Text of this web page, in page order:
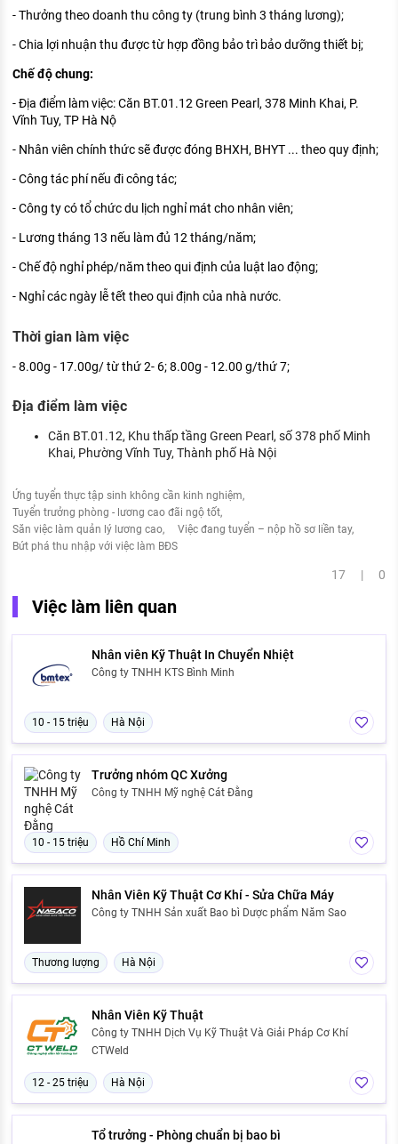
- Thưởng theo doanh thu công ty (trung bình 3 tháng lương);
- Chia lợi nhuận thu được từ hợp đồng bảo trì bảo dưỡng thiết bị;
Chế độ chung:
- Địa điểm làm việc: Căn BT.01.12 Green Pearl, 378 Minh Khai, P.
Vĩnh Tuy, TP Hà Nộ
- Nhân viên chính thức sẽ được đóng BHXH, BHYT ... theo quy định;
- Công tác phí nếu đi công tác;
- Công ty có tổ chức du lịch nghỉ mát cho nhân viên;
- Lương tháng 13 nếu làm đủ 12 tháng/năm;
- Chế độ nghỉ phép/năm theo qui định của luật lao động;
- Nghỉ các ngày lễ tết theo qui định của nhà nước.
Thời gian làm việc
- 8.00g - 17.00g/ từ thứ 2- 6; 8.00g - 12.00 g/thứ 7;
Địa điểm làm việc
Căn BT.01.12, Khu thấp tầng Green Pearl, số 378 phố Minh
Khai, Phường Vĩnh Tuy, Thành phố Hà Nội
Ứng tuyển thực tập sinh không cần kinh nghiệm
Tuyển trưởng phòng - lương cao đãi ngộ tốt
Săn việc làm quản lý lương cao
Việc đang tuyển – nộp hồ sơ liền tay
Bứt phá thu nhập với việc làm BĐS
17 | 0
Việc làm liên quan
Nhân viên Kỹ Thuật In Chuyển Nhiệt
Công ty TNHH KTS Bình Minh
10 - 15 triệu Hà Nội
Trưởng nhóm QC Xưởng
Công ty TNHH Mỹ nghệ Cát Đằng
10 - 15 triệu Hồ Chí Minh
Nhân Viên Kỹ Thuật Cơ Khí - Sửa Chữa Máy
Công ty TNHH Sản xuất Bao bì Dược phẩm Năm Sao
Thương lượng Hà Nội
Nhân Viên Kỹ Thuật
Công ty TNHH Dịch Vụ Kỹ Thuật Và Giải Pháp Cơ Khí
CTWeld
12 - 25 triệu Hà Nội
Tổ trưởng - Phòng chuẩn bị bao bì